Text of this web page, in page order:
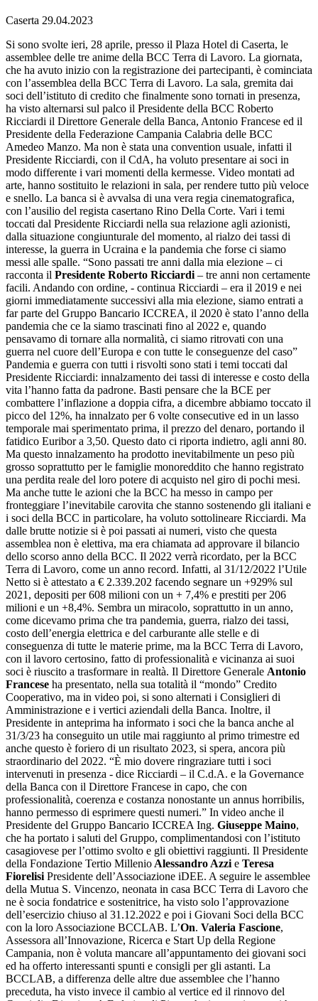
Caserta 29.04.2023
Si sono svolte ieri, 28 aprile, presso il Plaza Hotel di Caserta, le
assemblee delle tre anime della BCC Terra di Lavoro. La giornata,
che ha avuto inizio con la registrazione dei partecipanti, è cominciata
con l’assemblea della BCC Terra di Lavoro. La sala, gremita dai
soci dell’istituto di credito che finalmente sono tornati in presenza,
ha visto alternarsi sul palco il Presidente della BCC Roberto
Ricciardi il Direttore Generale della Banca, Antonio Francese ed il
Presidente della Federazione Campania Calabria delle BCC
Amedeo Manzo. Ma non è stata una convention usuale, infatti il
Presidente Ricciardi, con il CdA, ha voluto presentare ai soci in
modo differente i vari momenti della kermesse. Video montati ad
arte, hanno sostituito le relazioni in sala, per rendere tutto più veloce
e snello. La banca si è avvalsa di una vera regia cinematografica,
con l’ausilio del regista casertano Rino Della Corte. Vari i temi
toccati dal Presidente Ricciardi nella sua relazione agli azionisti,
dalla situazione congiunturale del momento, al rialzo dei tassi di
interesse, la guerra in Ucraina e la pandemia che forse ci siamo
messi alle spalle. “Sono passati tre anni dalla mia elezione – ci
racconta il Presidente Roberto Ricciardi – tre anni non certamente
facili. Andando con ordine, - continua Ricciardi – era il 2019 e nei
giorni immediatamente successivi alla mia elezione, siamo entrati a
far parte del Gruppo Bancario ICCREA, il 2020 è stato l’anno della
pandemia che ce la siamo trascinati fino al 2022 e, quando
pensavamo di tornare alla normalità, ci siamo ritrovati con una
guerra nel cuore dell’Europa e con tutte le conseguenze del caso”
Pandemia e guerra con tutti i risvolti sono stati i temi toccati dal
Presidente Ricciardi: innalzamento dei tassi di interesse e costo della
vita l’hanno fatta da padrone. Basti pensare che la BCE per
combattere l’inflazione a doppia cifra, a dicembre abbiamo toccato il
picco del 12%, ha innalzato per 6 volte consecutive ed in un lasso
temporale mai sperimentato prima, il prezzo del denaro, portando il
fatidico Euribor a 3,50. Questo dato ci riporta indietro, agli anni 80.
Ma questo innalzamento ha prodotto inevitabilmente un peso più
grosso soprattutto per le famiglie monoreddito che hanno registrato
una perdita reale del loro potere di acquisto nel giro di pochi mesi.
Ma anche tutte le azioni che la BCC ha messo in campo per
fronteggiare l’inevitabile carovita che stanno sostenendo gli italiani e
i soci della BCC in particolare, ha voluto sottolineare Ricciardi. Ma
dalle brutte notizie si è poi passati ai numeri, visto che questa
assemblea non è elettiva, ma era chiamata ad approvare il bilancio
dello scorso anno della BCC. Il 2022 verrà ricordato, per la BCC
Terra di Lavoro, come un anno record. Infatti, al 31/12/2022 l’Utile
Netto si è attestato a € 2.339.202 facendo segnare un +929% sul
2021, depositi per 608 milioni con un + 7,4% e prestiti per 206
milioni e un +8,4%. Sembra un miracolo, soprattutto in un anno,
come dicevamo prima che tra pandemia, guerra, rialzo dei tassi,
costo dell’energia elettrica e del carburante alle stelle e di
conseguenza di tutte le materie prime, ma la BCC Terra di Lavoro,
con il lavoro certosino, fatto di professionalità e vicinanza ai suoi
soci è riuscito a trasformare in realtà. Il Direttore Generale Antonio
Francese ha presentato, nella sua totalità il “mondo” Credito
Cooperativo, ma in video poi, si sono alternati i Consiglieri di
Amministrazione e i vertici aziendali della Banca. Inoltre, il
Presidente in anteprima ha informato i soci che la banca anche al
31/3/23 ha conseguito un utile mai raggiunto al primo trimestre ed
anche questo è foriero di un risultato 2023, si spera, ancora più
straordinario del 2022. “È mio dovere ringraziare tutti i soci
intervenuti in presenza - dice Ricciardi – il C.d.A. e la Governance
della Banca con il Direttore Francese in capo, che con
professionalità, coerenza e costanza nonostante un annus horribilis,
hanno permesso di esprimere questi numeri.” In video anche il
Presidente del Gruppo Bancario ICCREA Ing. Giuseppe Maino,
che ha portato i saluti del Gruppo, complimentandosi con l’istituto
casagiovese per l’ottimo svolto e gli obiettivi raggiunti. Il Presidente
della Fondazione Tertio Millenio Alessandro Azzi e Teresa
Fiorelisi Presidente dell’Associazione iDEE. A seguire le assemblee
della Mutua S. Vincenzo, neonata in casa BCC Terra di Lavoro che
ne è socia fondatrice e sostenitrice, ha visto solo l’approvazione
dell’esercizio chiuso al 31.12.2022 e poi i Giovani Soci della BCC
con la loro Associazione BCCLAB. L’On. Valeria Fascione,
Assessora all’Innovazione, Ricerca e Start Up della Regione
Campania, non è voluta mancare all’appuntamento dei giovani soci
ed ha offerto interessanti spunti e consigli per gli astanti. La
BCCLAB, a differenza delle altre due assemblee che l’hanno
preceduta, ha visto invece il cambio al vertice ed il rinnovo del